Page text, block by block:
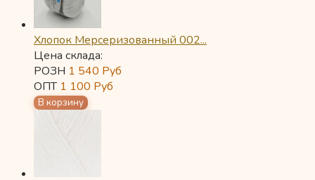
Хлопок Мерсеризованный 002...
Цена склада:
РОЗН 1 540 Руб
ОПТ 1 100 Руб